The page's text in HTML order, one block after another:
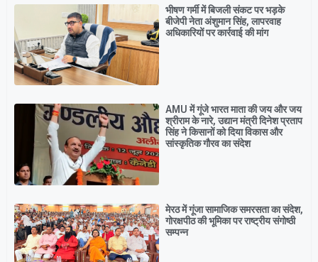
भीषण गर्मी में बिजली संकट पर भड़के
बीजेपी नेता अंशुमान सिंह, लापरवाह
अधिकारियों पर कार्रवाई की मांग
AMU में गूंजे भारत माता की जय और जय
श्रीराम के नारे, उद्यान मंत्री दिनेश प्रताप
सिंह ने किसानों को दिया विकास और
सांस्कृतिक गौरव का संदेश
मेरठ में गूंजा सामाजिक समरसता का संदेश,
गोरक्षपीठ की भूमिका पर राष्ट्रीय संगोष्ठी
सम्पन्न